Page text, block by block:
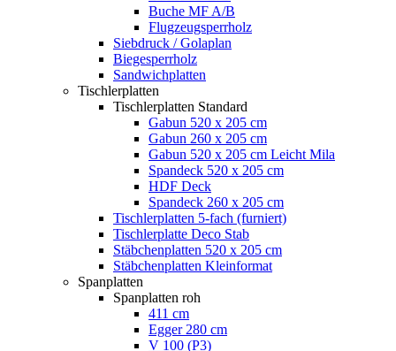
Buche MF A/B
Flugzeugsperrholz
Siebdruck / Golaplan
Biegesperrholz
Sandwichplatten
Tischlerplatten
Tischlerplatten Standard
Gabun 520 x 205 cm
Gabun 260 x 205 cm
Gabun 520 x 205 cm Leicht Mila
Spandeck 520 x 205 cm
HDF Deck
Spandeck 260 x 205 cm
Tischlerplatten 5-fach (furniert)
Tischlerplatte Deco Stab
Stäbchenplatten 520 x 205 cm
Stäbchenplatten Kleinformat
Spanplatten
Spanplatten roh
411 cm
Egger 280 cm
V 100 (P3)